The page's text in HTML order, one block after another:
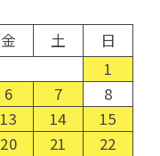
金 土
日
1
6 7
8
13 14
15
20 21
22